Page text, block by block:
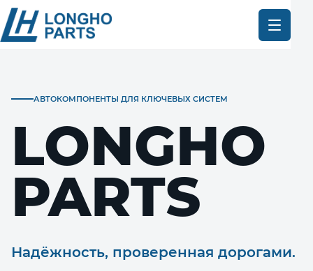
АВТОКОМПОНЕНТЫ ДЛЯ КЛЮЧЕВЫХ СИСТЕМ
LONGHO
PARTS
Надёжность, проверенная дорогами.